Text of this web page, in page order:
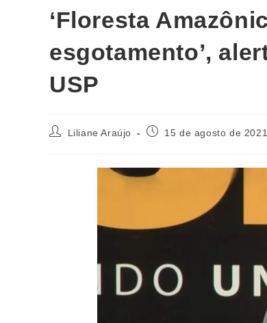
‘Floresta
esgotamento’,
USP
Liliane Araújo 15 de agosto de 2021